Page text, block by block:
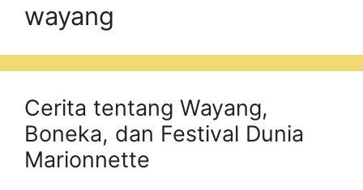
wayang
Cerita tentang Wayang,
Boneka, dan Festival Dunia
Marionnette